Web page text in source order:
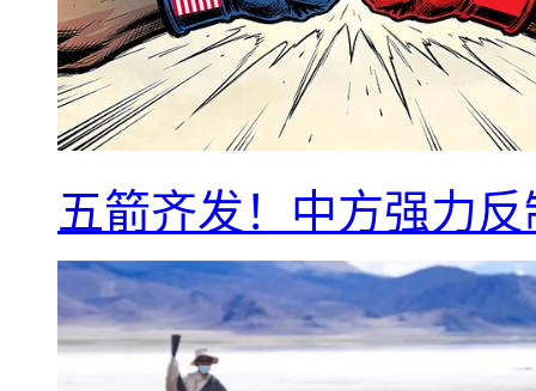
五箭齐发！中方强力